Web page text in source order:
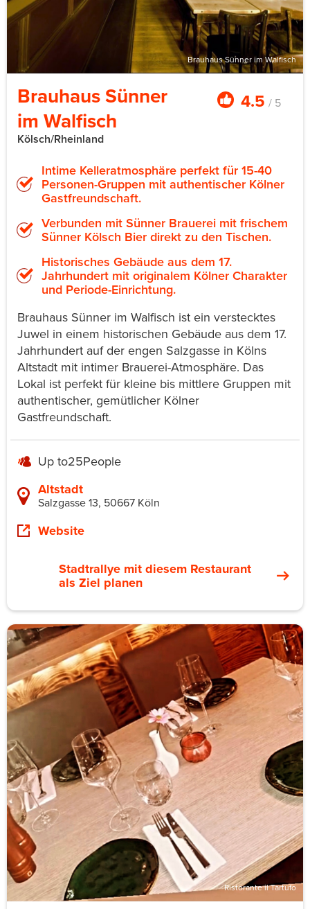
Brauhaus Sünner im Walfisch
Brauhaus Sünner
im Walfisch
Kölsch/Rheinland
4.5 / 5
Intime Kelleratmosphäre perfekt für 15-40
Personen-Gruppen mit authentischer Kölner
Gastfreundschaft.
Verbunden mit Sünner Brauerei mit frischem
Sünner Kölsch Bier direkt zu den Tischen.
Historisches Gebäude aus dem 17.
Jahrhundert mit originalem Kölner Charakter
und Periode-Einrichtung.
Brauhaus Sünner im Walfisch ist ein verstecktes
Juwel in einem historischen Gebäude aus dem 17.
Jahrhundert auf der engen Salzgasse in Kölns
Altstadt mit intimer Brauerei-Atmosphäre. Das
Lokal ist perfekt für kleine bis mittlere Gruppen mit
authentischer, gemütlicher Kölner
Gastfreundschaft.
Up to25People
Altstadt
Salzgasse 13, 50667 Köln
Website
Stadtrallye mit diesem Restaurant
als Ziel planen
Ristorante il Tartufo